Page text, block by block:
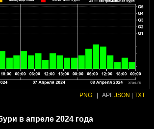
PNG API: JSON TXT
в апреле 2024 года